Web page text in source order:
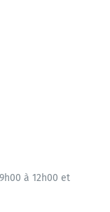
à 12h00 et